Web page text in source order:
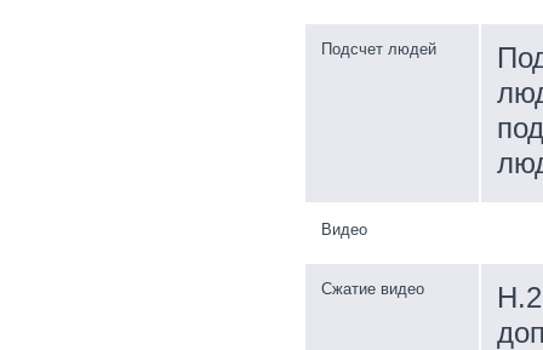
Подсчет людей
Видео
Сжатие видео